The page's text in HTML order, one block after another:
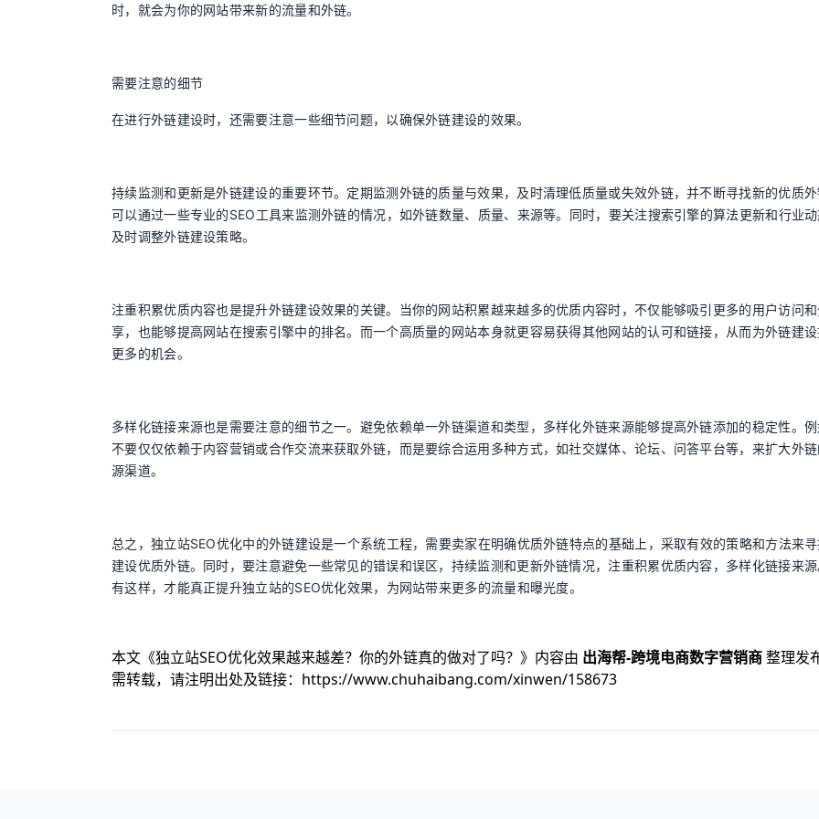
时，就会为你的网站带来新的流量和外链。
需要注意的细节
在进行外链建设时，还需要注意一些细节问题，以确保外链建设的效果。
持续监测和更新是外链建设的重要环节。定期监测外链的质量与效果，及时清理低质量或失效外链，并不断寻找新的优质外
可以通过一些专业的SEO工具来监测外链的情况，如外链数量、质量、来源等。同时，要关注搜索引擎的算法更新和行业动
及时调整外链建设策略。
注重积累优质内容也是提升外链建设效果的关键。当你的网站积累越来越多的优质内容时，不仅能够吸引更多的用户访问
享，也能够提高网站在搜索引擎中的排名。而一个高质量的网站本身就更容易获得其他网站的认可和链接，从而为外链建
更多的机会。
多样化链接来源也是需要注意的细节之一。避免依赖单一外链渠道和类型，多样化外链来源能够提高外链添加的稳定性。例
不要仅仅依赖于内容营销或合作交流来获取外链，而是要综合运用多种方式，如社交媒体、论坛、问答平台等，来扩大外
源渠道。
总之，独立站SEO优化中的外链建设是一个系统工程，需要卖家在明确优质外链特点的基础上，采取有效的策略和方法来
建设优质外链。同时，要注意避免一些常见的错误和误区，持续监测和更新外链情况，注重积累优质内容，多样化链接来源
有这样，才能真正提升独立站的SEO优化效果，为网站带来更多的流量和曝光度。
本文《独立站SEO优化效果越来越差？你的外链真的做对了吗？ 》内容由 出海帮-跨境电商数字营销商整理发
需转载，请注明出处及链接： https://www.chuhaibang.com/xinwen/158673